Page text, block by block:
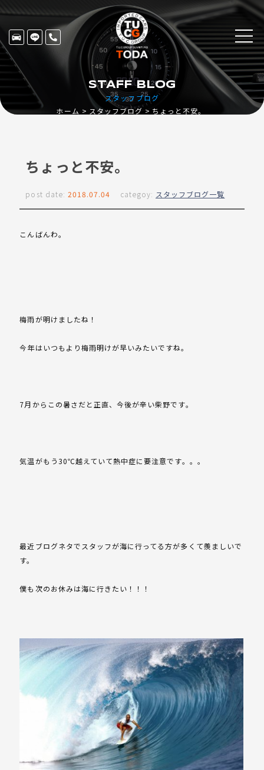
スタッフブログ
STAFF BLOG
ホーム スタッフブログ ちょっと不安。
ちょっと不安。
post date: 2018.07.04 categoy: スタッフブログ一覧
こんばんわ。
梅雨が明けましたね！
今年はいつもより梅雨明けが早いみたいですね。
7月からこの暑さだと正直、今後が辛い柴野です。
気温がもう30℃越えていて熱中症に要注意です。。。
最近ブログネタでスタッフが海に行ってる方が多くて羨ましいで
す。
僕も次のお休みは海に行きたい！！！